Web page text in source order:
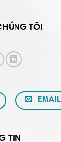
TÔI
EMAIL
TIN